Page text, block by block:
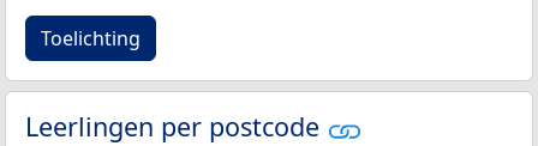
Toelichting
Leerlingen per postcode